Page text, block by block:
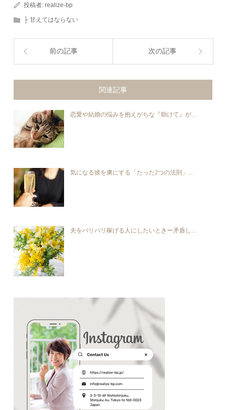
投稿者:realize-bp
├ 甘えてはならない
前の記事 次の記事
関連記事
恋愛や結婚の悩みを抱えがちな『助けて』が...
気になる彼を虜にする「たった2つの法則」...
夫をバリバリ稼げる人にしたいときー矛盾し...